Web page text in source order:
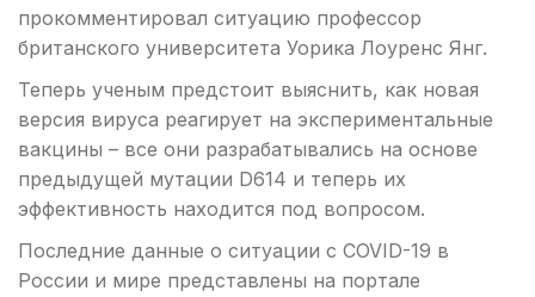
прокомментировал ситуацию профессор
британского университета Уорика Лоуренс Янг.
Теперь ученым предстоит выяснить, как новая
версия вируса реагирует на экспериментальные
вакцины – все они разрабатывались на основе
предыдущей мутации D614 и теперь их
эффективность находится под вопросом.
Последние данные о ситуации с COVID-19 в
России и мире представлены на портале